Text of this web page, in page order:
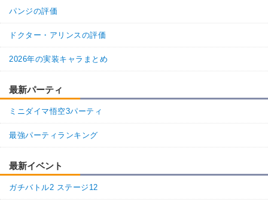
パンジの評価
ドクター・アリンスの評価
2026年の実装キャラまとめ
最新パーティ
ミニダイマ悟空3パーティ
最強パーティランキング
最新イベント
ガチバトル2 ステージ12